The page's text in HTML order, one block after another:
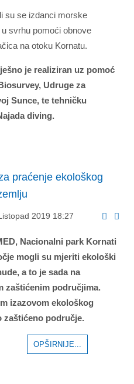
su se izdanci morske
u svrhu pomoći obnove
na otoku Kornatu.
je realiziran uz pomoć
Udruge za
Sunce, te tehničku
diving.
praćenje ekološkog
2019 18:27
Nacionalni park Kornati
mogli su mjeriti ekološki
a to je sada na
zaštićenim područjima.
izazovom ekološkog
zaštićeno područje.
OPŠIRNIJE...